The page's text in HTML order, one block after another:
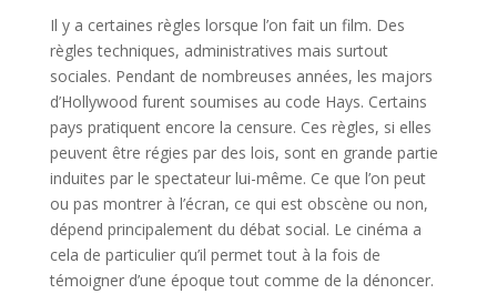
Il y a certaines règles lorsque l’on fait un film. Des
règles techniques, administratives mais surtout
sociales. Pendant de nombreuses années, les majors
d’Hollywood furent soumises au code Hays. Certains
pays pratiquent encore la censure. Ces règles, si elles
peuvent être régies par des lois, sont en grande partie
induites par le spectateur lui-même. Ce que l’on peut
ou pas montrer à l’écran, ce qui est obscène ou non,
dépend principalement du débat social. Le cinéma a
cela de particulier qu’il permet tout à la fois de
témoigner d’une époque tout comme de la dénoncer.